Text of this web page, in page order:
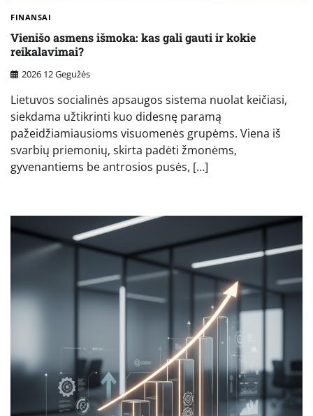
FINANSAI
Vienišo asmens išmoka: kas gali gauti ir kokie
reikalavimai?
2026 12 Gegužės
Lietuvos socialinės apsaugos sistema nuolat keičiasi,
siekdama užtikrinti kuo didesnę paramą
pažeidžiamiausioms visuomenės grupėms. Viena iš
svarbių priemonių, skirta padėti žmonėms,
gyvenantiems be antrosios pusės, […]